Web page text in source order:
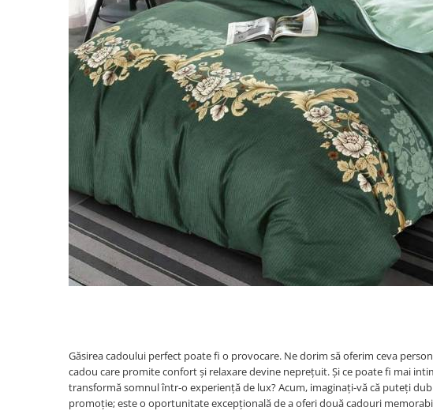
Găsirea cadoului perfect poate fi o provocare. Ne dorim să oferim ceva
cadou care promite confort și relaxare devine neprețuit. Și ce poate fi mai
transformă somnul într-o experiență de lux? Acum, imaginați-vă că puteți
promoție; este o oportunitate excepțională de a oferi două cadouri